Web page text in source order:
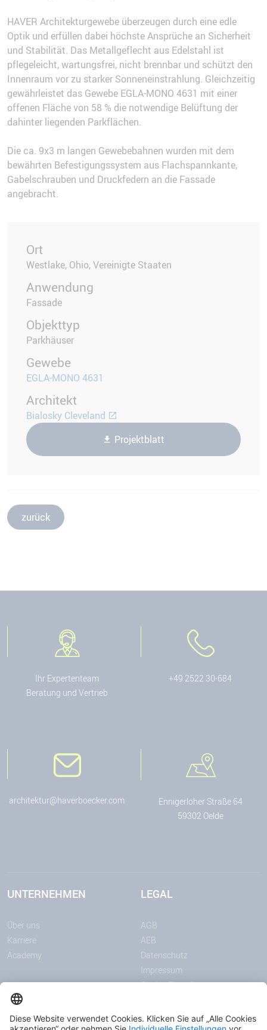
HAVER Architekturgewebe überzeugen durch eine edle
Optik und erfüllen dabei höchste Ansprüche an Sicherheit
und Stabilität. Das Metallgeflecht aus Edelstahl ist
pflegeleicht, wartungsfrei, nicht brennbar und schützt den
Innenraum vor zu starker Sonneneinstrahlung. Gleichzeitig
gewährleistet das Gewebe EGLA-MONO 4631 mit einer
offenen Fläche von 58 % die notwendige Belüftung der
dahinter liegenden Parkflächen.
Die ca. 9x3 m langen Gewebebahnen wurden mit dem
bewährten Befestigungssystem aus Flachspannkante,
Gabelschrauben und Druckfedern an die Fassade
angebracht.
Ort
Westlake, Ohio, Vereinigte Staaten
Anwendung
Fassade
Objekttyp
Parkhäuser
Gewebe
EGLA-MONO 4631
Architekt
Bialosky Cleveland
Projektblatt
zurück
Ihr Expertenteam
Beratung und Vertrieb
+49 2522 30-684
architektur@haverboecker.com
Ennigerloher Straße 64
59302 Oelde
UNTERNEHMEN
Über uns
Karriere
Academy
LEGAL
AGB
AEB
Datenschutz
Impressum
Cookie-Einstellungen
MITTEILUNGEN MEDIEN